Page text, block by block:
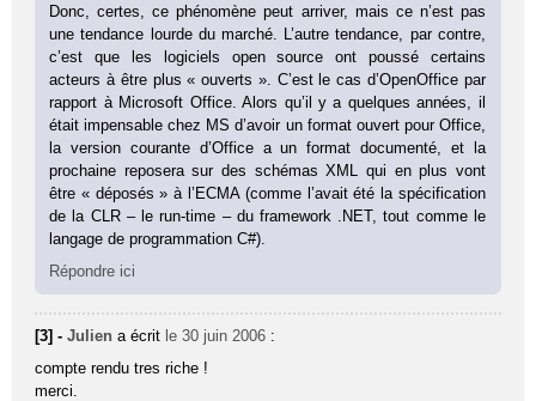
Donc, certes, ce phénomène peut arriver, mais ce n’est pas
une tendance lourde du marché. L’autre tendance, par contre,
c’est que les logiciels open source ont poussé certains
acteurs à être plus « ouverts ». C’est le cas d’OpenOffice par
rapport à Microsoft Office. Alors qu’il y a quelques années, il
était impensable chez MS d’avoir un format ouvert pour Office,
la version courante d’Office a un format documenté, et la
prochaine reposera sur des schémas XML qui en plus vont
être « déposés » à l’ECMA (comme l’avait été la spécification
de la CLR – le run-time – du framework .NET, tout comme le
langage de programmation C#).
Répondre ici
[3] -Julien a écrit le 30 juin 2006 :
compte rendu tres riche !
merci.